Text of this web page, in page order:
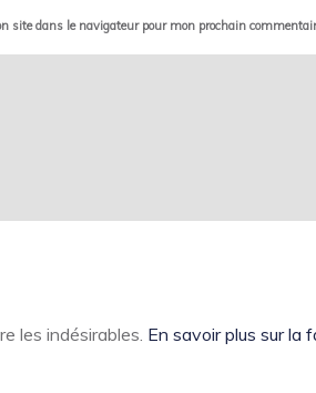
site dans le navigateur pour mon prochain
les indésirables. En savoir plus sur la